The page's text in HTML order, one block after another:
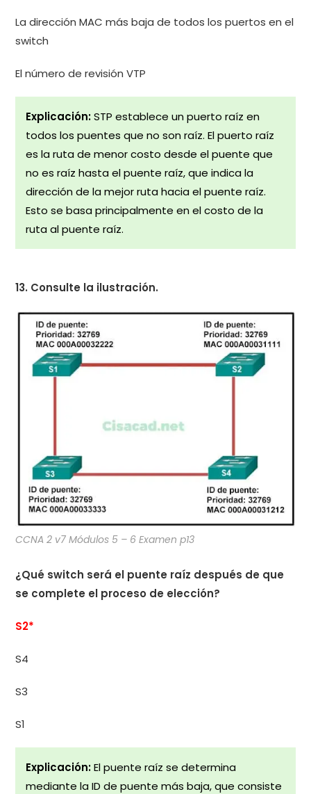
La dirección MAC más baja de todos los puertos en el
switch
El número de revisión VTP
Explicación:STP establece un puerto raíz en
todos los puentes que no son raíz. El puerto raíz
es la ruta de menor costo desde el puente que
no es raíz hasta el puente raíz, que indica la
dirección de la mejor ruta hacia el puente raíz.
Esto se basa principalmente en el costo de la
ruta al puente raíz.
13. Consulte la ilustración.
CCNA 2 v7 Módulos 5 – 6 Examen p13
¿Qué switch será el puente raíz después de que
se complete el proceso de elección?
S2*
S4
S3
S1
Explicación:El puente raíz se determina
mediante la ID de puente más baja, que consiste